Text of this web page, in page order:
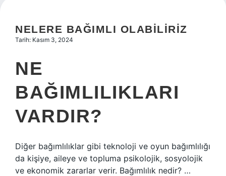
Hakkımızda
NELERE BAĞIMLI OLABILIRIZ
Tarih: Kasım 3, 2024
NE
BAĞIMLILIKLARI
VARDIR?
Diğer bağımlılıklar gibi teknoloji ve oyun bağımlılığı
da kişiye, aileye ve topluma psikolojik, sosyolojik
ve ekonomik zararlar verir. Bağımlılık nedir? …